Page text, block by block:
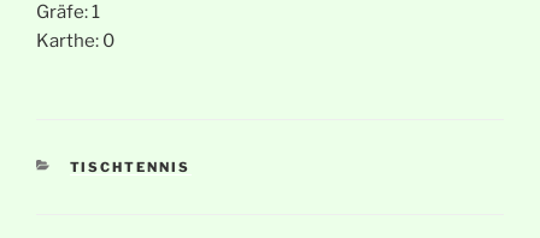
Gräfe: 1
Karthe: 0
KATEGORIEN
TISCHTENNIS